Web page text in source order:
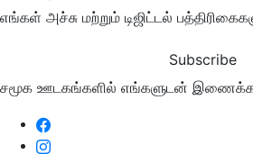
எங்கள் அச்சு மற்றும் டிஜிட்டல்
Subscribe
சமூக ஊடகங்களில் எங்களுடன்